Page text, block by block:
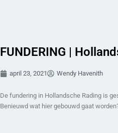
FUNDERING |
april 23, 2021 Wendy Havenith
De fundering in Hollandsche Rading is
Benieuwd wat hier gebouwd gaat